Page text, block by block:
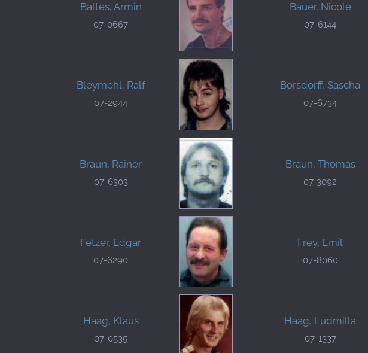
Baltes, Armin
07-0667
Bauer, Nicole
07-6144
Bleymehl, Ralf
07-2944
Borsdorff, Sascha
07-6734
Braun, Rainer
07-6303
Braun, Thomas
07-3092
Fetzer, Edgar
07-6290
Frey, Emil
07-8060
Haag, Klaus
07-0535
Haag, Ludmilla
07-1337